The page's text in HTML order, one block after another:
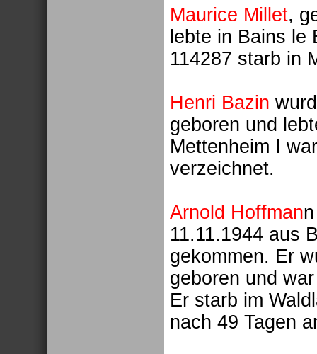
Maurice Millet,
lebte in Bains le
114287 starb in
Henri Bazin
geboren und
Mettenheim I
verzeichnet.
Arnold Hoffman
11.11.1944 aus
gekommen. Er
geboren und
Er starb im
nach 49 Tagen